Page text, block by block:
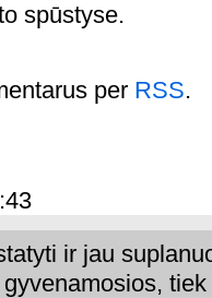
spūstyse.
per RSS.
ir jau